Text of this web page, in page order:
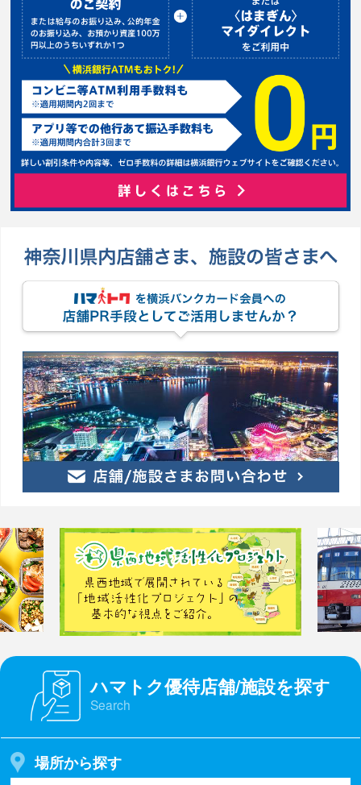
ハマトク優待店舗/施設を探す
Search
場所から探す